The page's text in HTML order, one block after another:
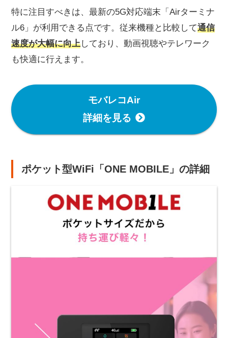
特に注目すべきは、最新の5G対応端末「Airターミナ
ル6」が利用できる点です。従来機種と比較して通信
速度が大幅に向上しており、動画視聴やテレワーク
も快適に行えます。
モバレコAir
詳細を見る
ポケット型WiFi「ONE MOBILE」の詳細